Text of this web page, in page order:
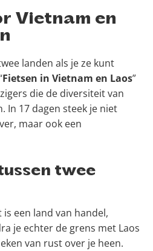
Vietnam en
landen als je ze kunt
Fietsen in Vietnam en Laos”
die de diversiteit van
In 17 dagen steek je niet
maar ook een
twee
een land van handel,
je echter de grens met Laos
van rust over je heen.